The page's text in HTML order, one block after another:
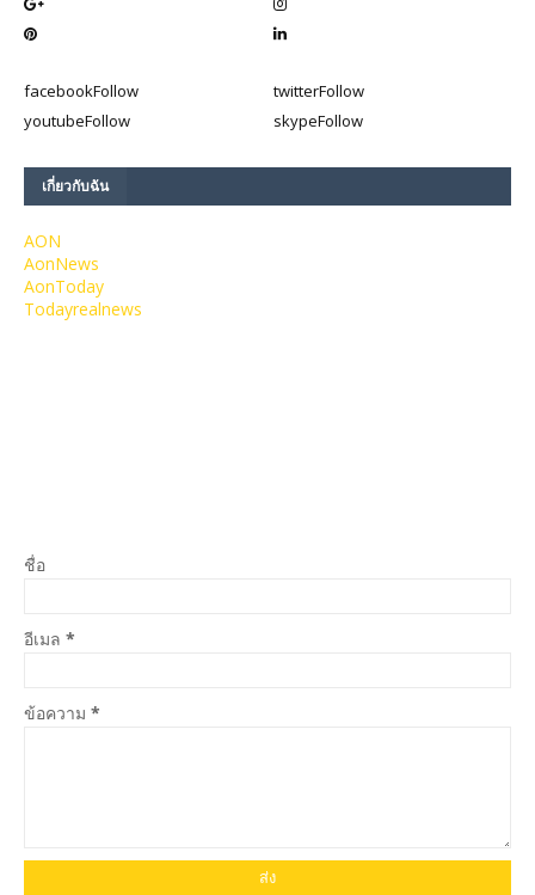
facebookFollow twitterFollow
youtubeFollow skypeFollow
เกี่ยวกับฉัน
AON
AonNews
AonToday
Todayrealnews
ชื่อ
อีเมล *
ข้อความ *